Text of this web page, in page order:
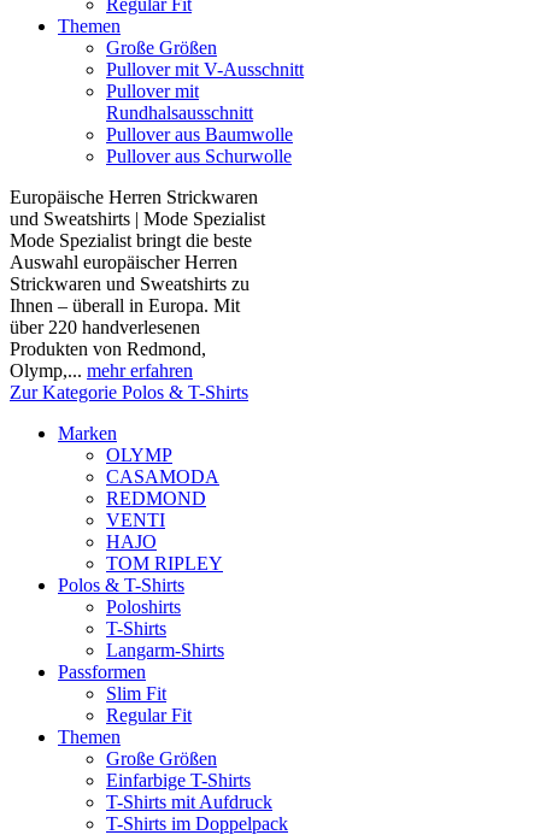
Regular Fit
Themen
Große Größen
Pullover mit V-Ausschnitt
Pullover mit
Rundhalsausschnitt
Pullover aus Baumwolle
Pullover aus Schurwolle
Europäische Herren Strickwaren
und Sweatshirts | Mode Spezialist
Mode Spezialist bringt die beste
Auswahl europäischer Herren
Strickwaren und Sweatshirts zu
Ihnen – überall in Europa. Mit
über 220 handverlesenen
Produkten von Redmond,
Olymp,... mehr erfahren
Zur Kategorie Polos & T-Shirts
Marken
OLYMP
CASAMODA
REDMOND
VENTI
HAJO
TOM RIPLEY
Polos & T-Shirts
Poloshirts
T-Shirts
Langarm-Shirts
Passformen
Slim Fit
Regular Fit
Themen
Große Größen
Einfarbige T-Shirts
T-Shirts mit Aufdruck
T-Shirts im Doppelpack